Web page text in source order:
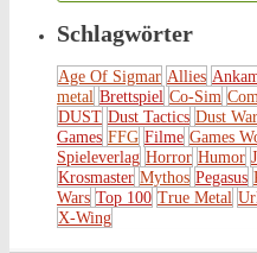
Schlagwörter
Age Of Sigmar Allies
metal Brettspiel Co-Sim
DUST Dust Tactics Dust
Games FFG Filme Games
Spieleverlag Horror Humor
Krosmaster Mythos Pegasus
Wars Top 100 True Metal
X-Wing